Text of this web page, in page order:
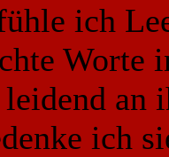
ich
Worte
an
ich